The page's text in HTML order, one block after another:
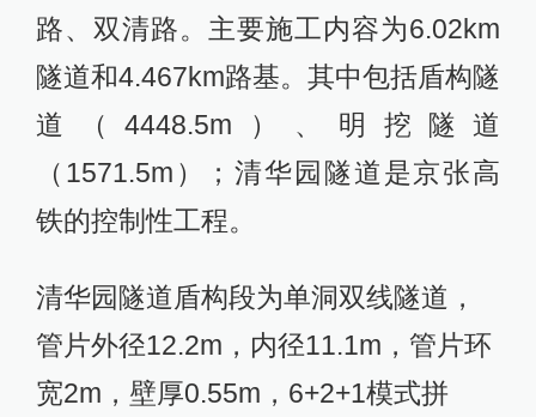
路、双清路。主要施工内容为6.02km
隧道和4.467km路基。其中包括盾构隧
道（4448.5m）、明挖隧道
（1571.5m）；清华园隧道是京张高
铁的控制性工程。
清华园隧道盾构段为单洞双线隧道，
管片外径12.2m，内径11.1m，管片环
宽2m，壁厚0.55m，6+2+1模式拼